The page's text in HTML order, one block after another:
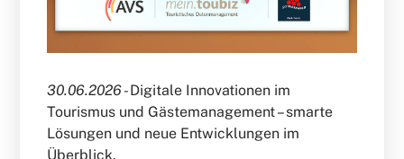
30.06.2026 -Digitale Innovationen im
Tourismus und Gästemanagement – smarte
Lösungen und neue Entwicklungen im
Überblick.